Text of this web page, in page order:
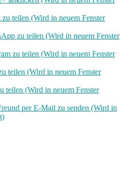
teilen (Wird in neuem Fenster
zu teilen (Wird in neuem Fenster
zu teilen (Wird in neuem Fenster
teilen (Wird in neuem Fenster
teilen (Wird in neuem Fenster
per E-Mail zu senden (Wird in